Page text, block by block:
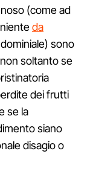
(come ad
da
sono
soltanto se
dei frutti
se la
siano
disagio o